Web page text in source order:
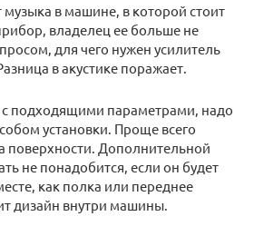
музыка в машине, в которой стоит
владелец ее больше не
для чего нужен усилитель
в акустике поражает.
с подходящими параметрами, надо
установки. Проще всего
поверхности. Дополнительной
не понадобится, если он будет
как полка или переднее
дизайн внутри машины.